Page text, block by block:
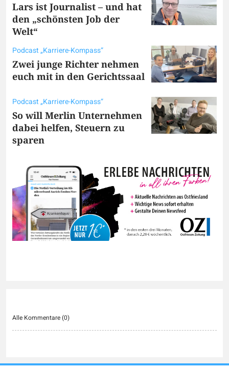
Lars ist Journalist – und hat
den „schönsten Job der
Welt“
Podcast „Karriere-Kompass“
Zwei junge Richter nehmen
euch mit in den Gerichtssaal
Podcast „Karriere-Kompass“
So will Merlin Unternehmen
dabei helfen, Steuern zu
sparen
Alle Kommentare (0)